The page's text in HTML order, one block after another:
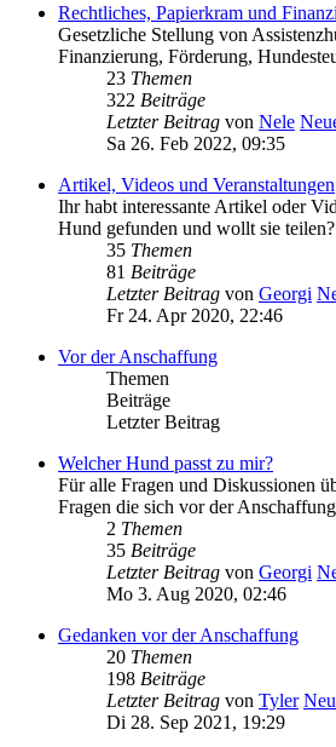
Rechtliches, Papierkram und
Gesetzliche Stellung von
Finanzierung, Förderung,
23 Themen
322 Beiträge
Letzter Beitrag von Nele
Sa 26. Feb 2022, 09:35
Artikel, Videos und Veranstaltungen
Ihr habt interessante Artikel oder
Hund gefunden und wollt sie teilen?
35 Themen
81 Beiträge
Letzter Beitrag von Georgi
Fr 24. Apr 2020, 22:46
Vor der Anschaffung
Themen
Beiträge
Letzter Beitrag
Welcher Hund passt zu mir?
Für alle Fragen und Diskussionen
Fragen die sich vor der
2 Themen
35 Beiträge
Letzter Beitrag von Georgi
Mo 3. Aug 2020, 02:46
Gedanken vor der Anschaffung
20 Themen
198 Beiträge
Letzter Beitrag von Tyler
Di 28. Sep 2021, 19:29